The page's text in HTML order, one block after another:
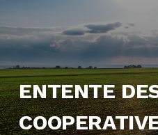
ENTENTE